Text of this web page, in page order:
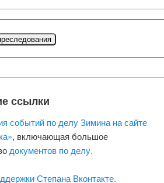
ссылки
событий по делу Зимина на сайте
, включающая большое
документов по делу.
Степана Вконтакте.